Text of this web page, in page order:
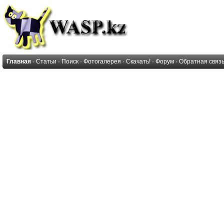
Главная · Статьи · Поиск · Фотогалерея · Скачать! · Форум · Обратная связь